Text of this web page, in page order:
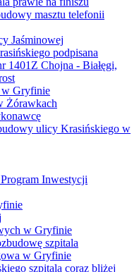
masztu telefonii
Jaśminowej
podpisana
1401Z Chojna - Białęgi,
w Gryfinie
Żórawkach
ulicy Krasińskiego w
Inwestycji
w Gryfinie
szpitala
w Gryfinie
szpitala coraz bliżej